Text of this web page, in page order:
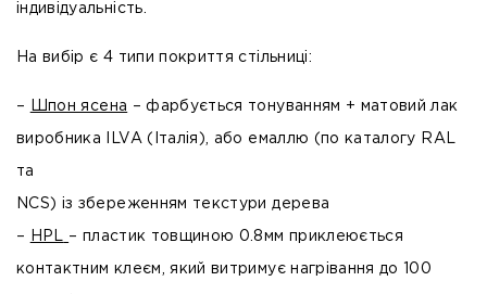
індивідуальність.
На вибір є 4 типи покриття стільниці:
– Шпон ясена – фарбується тонуванням + матовий лак
виробника ILVA (Італія), або емаллю (по каталогу RAL
та
NCS) із збереженням текстури дерева
– HPL – пластик товщиною 0.8мм приклеюється
контактним клеєм, який витримує нагрівання до 100